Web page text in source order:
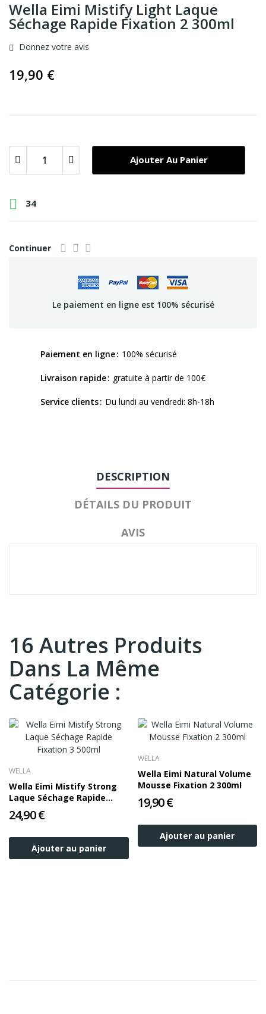
Wella Eimi Mistify Light Laque
Séchage Rapide Fixation 2 300ml
Donnez votre avis
19,90 €
Ajouter Au Panier
 34
Continuer
Le paiement en ligne est 100% sécurisé
Paiement en ligne 100% sécurisé
Livraison rapide gratuite à partir de 100€
Service clients Du lundi au vendredi: 8h-18h
DESCRIPTION
DÉTAILS DU PRODUIT
AVIS
16 Autres Produits
Dans La Même
Catégorie :
WELLA
Wella Eimi Mistify Strong
Laque Séchage Rapide
Fixation 3 500ml
24,90 €
Ajouter au panier
WELLA
Wella Eimi Natural Volume
Mousse Fixation 2 300ml
19,90 €
Ajouter au panier